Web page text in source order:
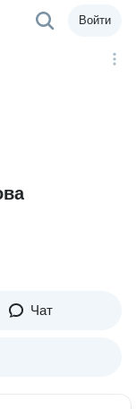
Войти
Чат